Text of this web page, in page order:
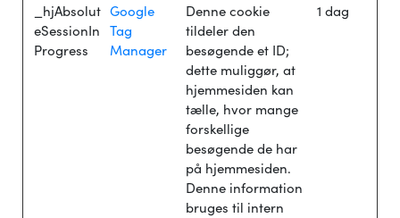
_hjAbsolut
eSessionIn
Progress
Google
Tag
Manager
Denne cookie
tildeler den
besøgende et ID;
dette muliggør, at
hjemmesiden kan
tælle, hvor mange
forskellige
besøgende de har
på hjemmesiden.
Denne information
bruges til intern
1 dag